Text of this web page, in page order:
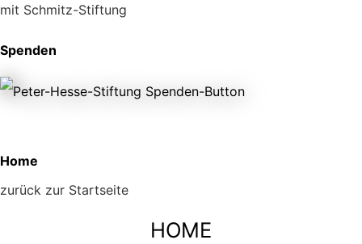
mit Schmitz-Stiftung
Spenden
Home
zurück zur Startseite
HOME